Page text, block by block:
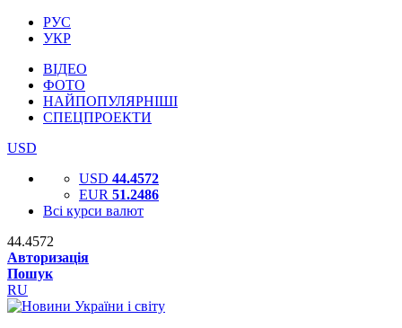
РУС
УКР
ВІДЕО
ФОТО
НАЙПОПУЛЯРНІШІ
СПЕЦПРОЕКТИ
USD
USD 44.4572
EUR 51.2486
Всі курси валют
44.4572
Авторизація
Пошук
RU